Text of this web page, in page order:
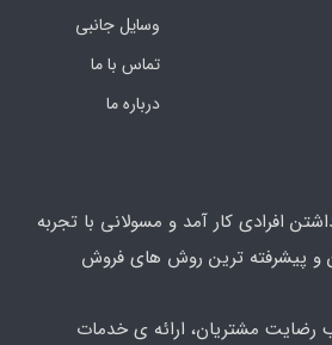
وسایل جانبی
تماس با ما
درباره ما
افرادی کار آمد و مسولانی با تجربه
و پیشرفته ترین روش های فروش
رضایت مشتریان، ارائه ی خدمات